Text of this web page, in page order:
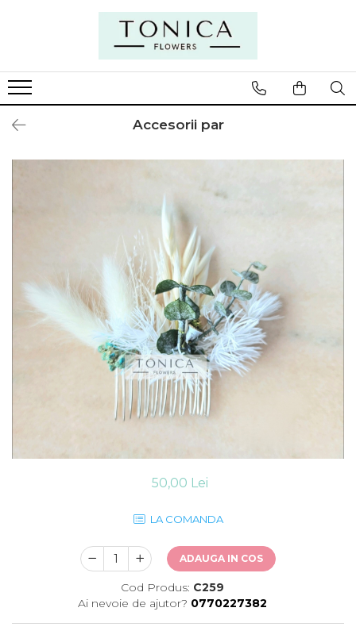
Accesorii par
50,00 Lei
LA COMANDA
ADAUGA IN COS
Cod Produs: C259
Ai nevoie de ajutor? 0770227382